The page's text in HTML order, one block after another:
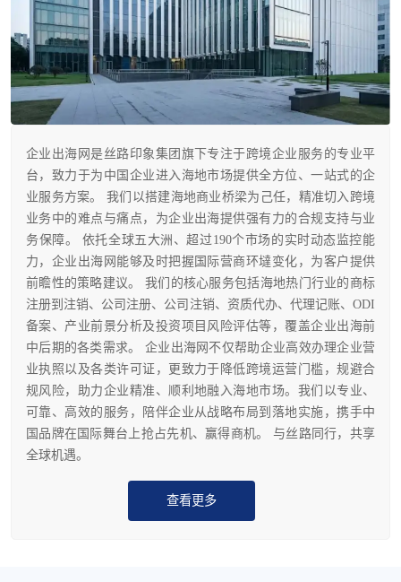
企业出海网是丝路印象集团旗下专注于跨境企业服务的专业平
台，致力于为中国企业进入海地市场提供全方位、一站式的企
业服务方案。 我们以搭建海地商业桥梁为己任，精准切入跨境
业务中的难点与痛点，为企业出海提供强有力的合规支持与业
务保障。 依托全球五大洲、超过190个市场的实时动态监控能
力，企业出海网能够及时把握国际营商环墶变化，为客户提供
前瞻性的策略建议。 我们的核心服务包括海地热门行业的商标
注册到注销、公司注册、公司注销、资质代办、代理记账、ODI
备案、产业前景分析及投资项目风险评估等，覆盖企业出海前
中后期的各类需求。 企业出海网不仅帮助企业高效办理企业营
业执照以及各类许可证，更致力于降低跨境运营门槛，规避合
规风险，助力企业精准、顺利地融入海地市场。我们以专业、
可靠、高效的服务，陪伴企业从战略布局到落地实施，携手中
国品牌在国际舞台上抢占先机、赢得商机。 与丝路同行，共享
全球机遇。
查看更多